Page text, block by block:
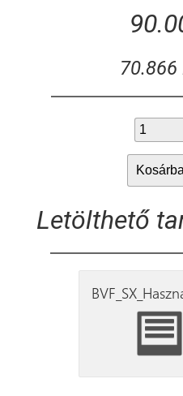
70.866
Letölthető